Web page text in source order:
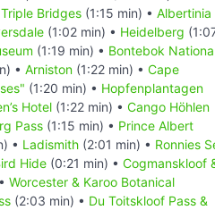
Bridges (1:15 min) • Albertinia
(1:02 min) • Heidelberg
(1:19 min) • Bontebok
• Arniston (1:22 min) • Cape
(1:20 min) • Hopfenplantagen
Hotel (1:22 min) • Cango Höhlen
Pass (1:15 min) • Prince Albert
• Ladismith (2:01 min) • Ronnies
Hide (0:21 min) • Cogmanskloof
Worcester & Karoo Botanical
(2:03 min) • Du Toitskloof Pass &